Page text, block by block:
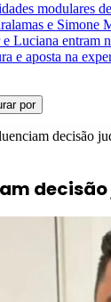
modulares
e Simone
Luciana entram
e aposta na
por
decisão